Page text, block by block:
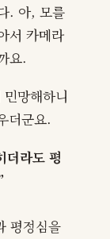
. 아, 모를
서 카메라
요.
망해하니
더군요.
더라도 평
평정심을